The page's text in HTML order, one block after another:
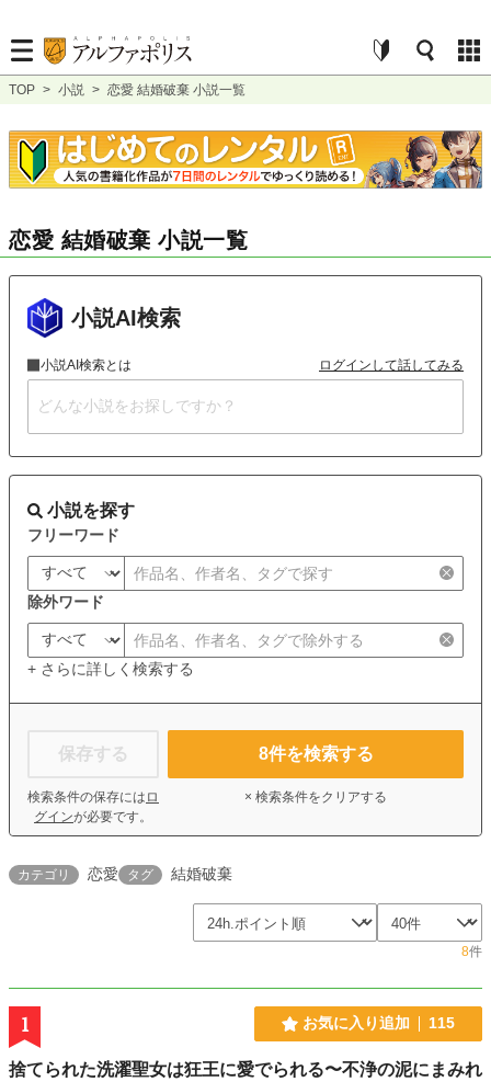
TOP > 小説 > 恋愛 結婚破棄 小説一覧
恋愛 結婚破棄 小説一覧
小説AI検索
小説AI検索とは ログインして話してみる
小説を探す
フリーワード
除外ワード
+ さらに詳しく検索する
保存する
検索条件の保存には ロ
グインが必要です。
8件を検索する
× 検索条件をクリアする
カテゴリ 恋愛 タグ 結婚破棄
8件
1 お気に入り追加 115
捨てられた洗濯聖女は狂王に愛でられる〜不浄の泥にまみれ